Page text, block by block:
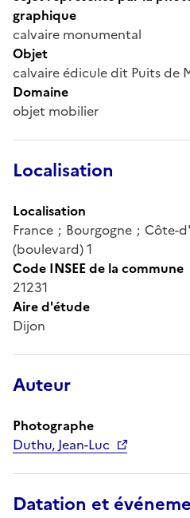
graphique
calvaire monumental
Objet
calvaire édicule dit Puits de
Domaine
objet mobilier
Localisation
Localisation
France ; Bourgogne ; Côte-
(boulevard) 1
Code INSEE de la commune
21231
Aire d'étude
Dijon
Auteur
Photographe
Duthu, Jean-Luc
Datation et